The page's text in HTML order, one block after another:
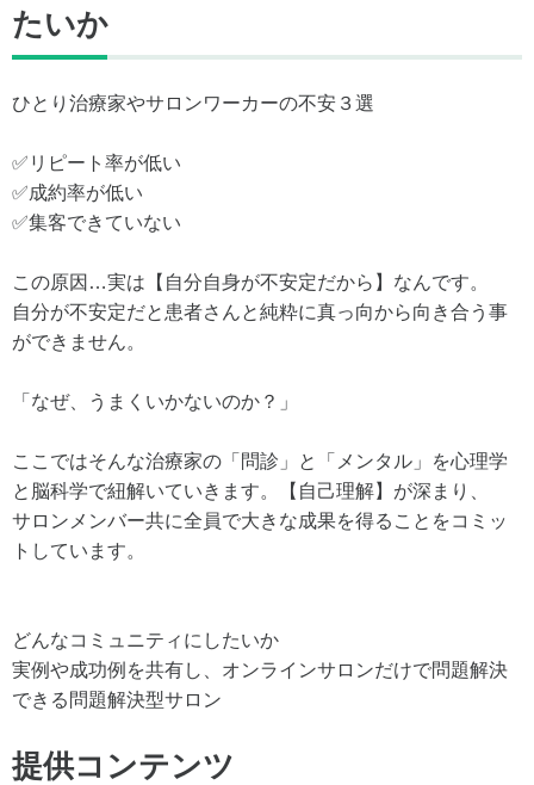
たいか
ひとり治療家やサロンワーカーの不安３選
✅リピート率が低い
✅成約率が低い
✅集客できていない
この原因…実は【自分自身が不安定だから】なんです。
自分が不安定だと患者さんと純粋に真っ向から向き合う事
ができません。
「なぜ、うまくいかないのか？」
ここではそんな治療家の「問診」と「メンタル」を心理学
と脳科学で紐解いていきます。【自己理解】が深まり、
サロンメンバー共に全員で大きな成果を得ることをコミッ
トしています。
どんなコミュニティにしたいか
実例や成功例を共有し、オンラインサロンだけで問題解決
できる問題解決型サロン
提供コンテンツ